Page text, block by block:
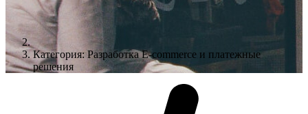
Категория: Разработка E-commerce и платежные
решения